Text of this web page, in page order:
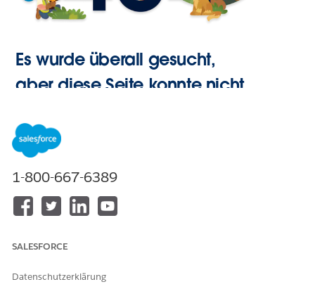
Es wurde überall gesucht,
aber diese Seite konnte nicht
1-800-667-6389
SALESFORCE
Datenschutzerklärung